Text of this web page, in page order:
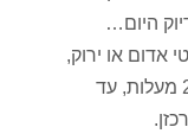
היום…
אדום או ירוק,
מעט שמן זית ולתנור בטמפרטורה 210 מעלות, עד